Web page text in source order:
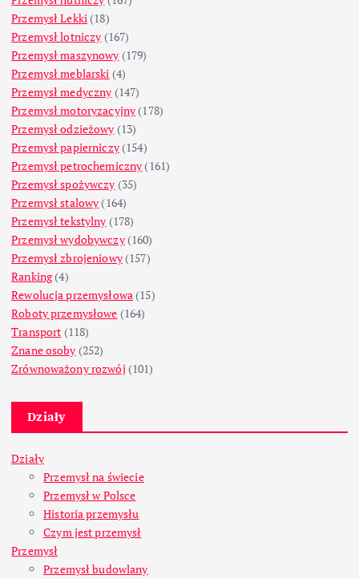
Przemysł Lekki (18)
Przemysł lotniczy (167)
Przemysł maszynowy (179)
Przemysł meblarski (4)
Przemysł medyczny (147)
Przemysł motoryzacyjny (178)
Przemysł odzieżowy (13)
Przemysł papierniczy(154)
Przemysł petrochemiczny (161)
Przemysł spożywczy (35)
Przemysł stalowy (164)
Przemysł tekstylny (178)
Przemysł wydobywczy(160)
Przemysł zbrojeniowy(157)
Ranking(4)
Rewolucja przemysłowa (15)
Roboty przemysłowe (164)
Transport (118)
Znane osoby (252)
Zrównoważony rozwój (101)
Działy
Działy
Przemysł na świecie
Przemysł w Polsce
Historia przemysłu
Czym jest przemysł
Przemysł
Przemysł budowlany